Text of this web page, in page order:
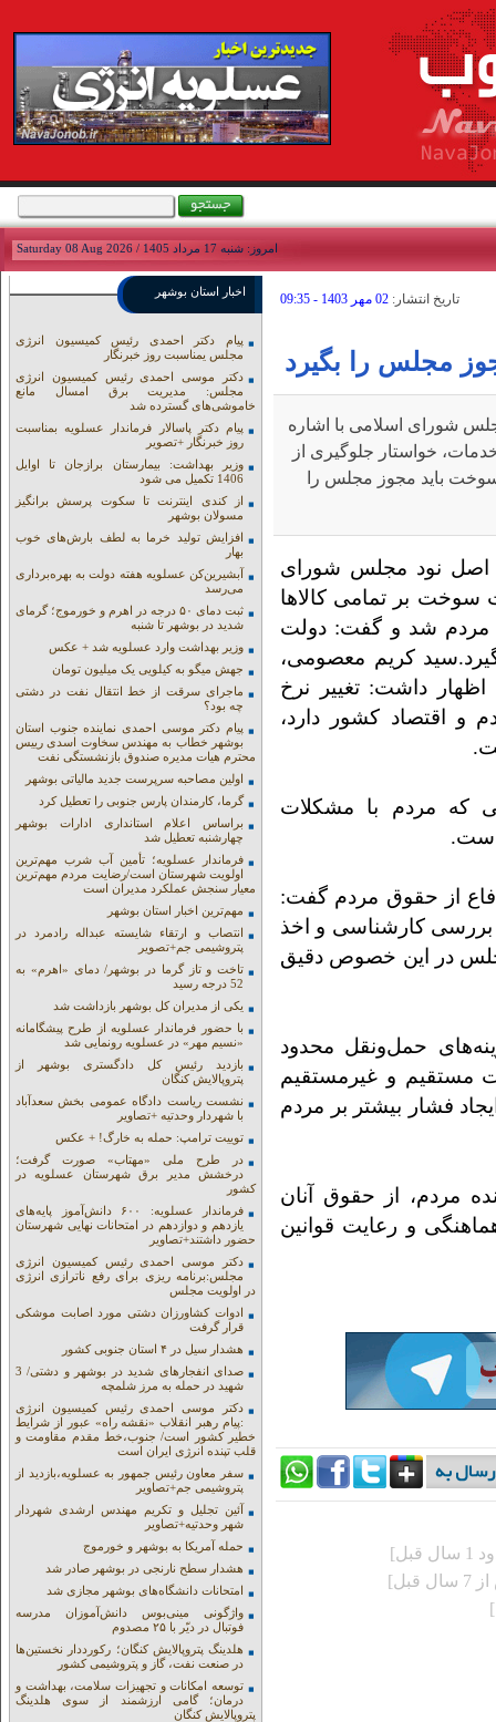
امروز: شنبه 17 مرداد 1405 / Saturday 08 Aug 2026
تاريخ انتشار: 02 مهر 1403 - 09:35
مجلس را بگیرد
شورای اسلامی با اشاره
خواستار جلوگیری از
باید مجوز مجلس را
اصل نود مجلس شورای
سوخت بر تمامی کالاها
مردم شد و گفت: دولت
کریم معصومی،
داشت: تغییر نرخ
و اقتصاد کشور دارد،
که مردم با مشکلات
است.
از حقوق مردم گفت:
کارشناسی و اخذ
در این خصوص دقیق
حمل‌ونقل محدود
مستقیم و غیرمستقیم
فشار بیشتر بر مردم
مردم، از حقوق آنان
و رعایت قوانین
قبل]
قبل]
اخبار استان بوشهر
پیام دکتر احمدی رئیس کمیسیون انرژی
مجلس یمناسبت روز خبرنگار
دکتر موسی احمدی رئیس کمیسیون انرژی
مجلس: مدیریت برق امسال مانع
خاموشی‌های گسترده شد
پیام دکتر پاسالار فرماندار عسلویه بمناسبت
روز خبرنگار +تصویر
وزیر بهداشت: بیمارستان برازجان تا اوایل
1406 تکمیل می شود
از کندی اینترنت تا سکوت پرسش برانگیز
مسولان بوشهر
افزایش تولید خرما به لطف بارش‌های خوب
بهار
آبشیرین‌کن عسلویه هفته دولت به بهره‌برداری
می‌رسد
ثبت دمای ۵۰ درجه در اهرم و خورموج؛ گرمای
شدید در بوشهر تا شنبه
وزیر بهداشت وارد عسلویه شد + عکس
جهش میگو به کیلویی یک میلیون تومان
ماجرای سرقت از خط انتقال نفت در دشتی
چه بود؟
پیام دکتر موسی احمدی نماینده جنوب استان
بوشهر خطاب به مهندس سخاوت اسدی رییس
محترم هیات مدیره صندوق بازنشستگی نفت
اولین مصاحبه سرپرست جدید مالیاتی بوشهر
گرما، کارمندان پارس جنوبی را تعطیل کرد
براساس اعلام استانداری ادارات بوشهر
چهارشنبه تعطیل شد
فرماندار عسلویه؛ تأمین آب شرب مهم‌ترین
اولویت شهرستان است/رضایت مردم مهم‌ترین
معیار سنجش عملکرد مدیران است
مهم‌ترین اخبار استان بوشهر
انتصاب و ارتقاء شایسته عبداله رادمرد در
پتروشیمی جم+تصویر
تاخت و تاز گرما در بوشهر/ دمای «اهرم» به
52 درجه رسید
یکی از مدیران کل بوشهر بازداشت شد
با حضور فرماندار عسلویه از طرح پیشگامانه
«نسیم مهر» در عسلویه رونمایی شد
بازدید رئیس کل دادگستری بوشهر از
پتروپالایش کنگان
نشست ریاست دادگاه عمومی بخش سعدآباد
با شهردار وحدتیه +تصاویر
توییت ترامپ: حمله به خارگ! + عکس
در طرح ملی «مهتاب» صورت گرفت؛
درخشش مدیر برق شهرستان عسلویه در
کشور
فرماندار عسلویه: ۶۰۰ دانش‌آموز پایه‌های
یازدهم و دوازدهم در امتحانات نهایی شهرستان
حضور داشتند+تصاویر
دکتر موسی احمدی رئیس کمیسیون انرژی
مجلس:برنامه ریزی برای رفع ناترازی انرژی
در اولویت مجلس
ادوات کشاورزان دشتی مورد اصابت موشکی
قرار گرفت
هشدار سیل در ۴ استان جنوبی کشور
صدای انفجارهای شدید در بوشهر و دشتی/ 3
شهید در حمله به مرز شلمچه
دکتر موسی احمدی رئیس کمیسیون انرژی
:پیام رهبر انقلاب «نقشه راه» عبور از شرایط
خطیر کشور است/ جنوب،خط مقدم مقاومت و
قلب تپنده انرژی ایران است
سفر معاون رئیس جمهور به عسلویه،بازدید از
پتروشیمی جم+تصاویر
آئین تجلیل و تکریم مهندس ارشدی شهردار
شهر وحدتیه+تصاویر
حمله آمریکا به بوشهر و خورموج
هشدار سطح نارنجی در بوشهر صادر شد
امتحانات دانشگاه‌های بوشهر مجازی شد
واژگونی مینی‌بوس دانش‌آموزان مدرسه
فوتبال در دیّر با ۲۵ مصدوم
هلدینگ پتروپالایش کنگان؛ رکورددار نخستین‌ها
در صنعت نفت، گاز و پتروشیمی کشور
توسعه امکانات و تجهیزات سلامت، بهداشت و
درمان؛ گامی ارزشمند از سوی هلدینگ
پتروپالایش کنگان